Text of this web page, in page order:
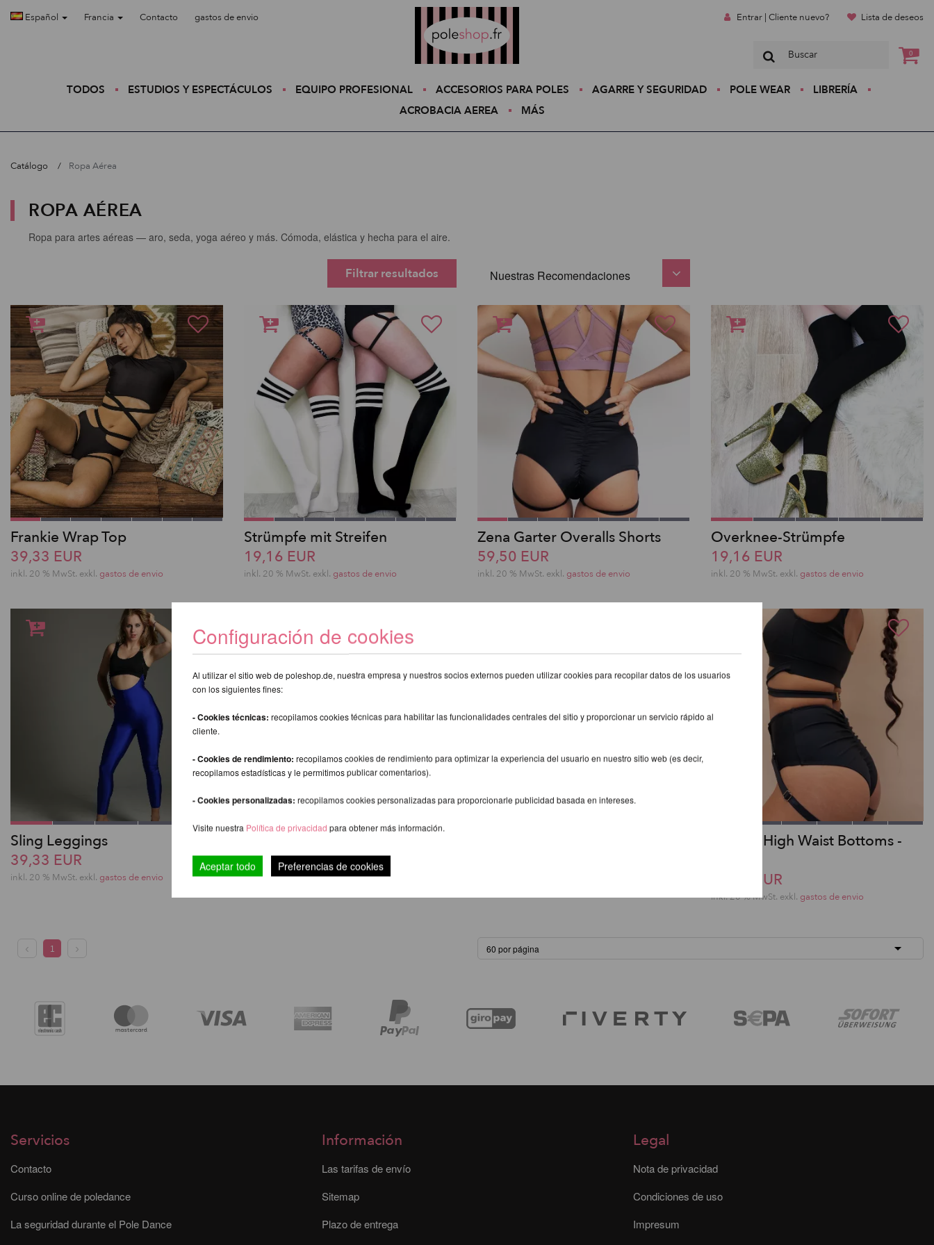
Español Francia Contacto gastos de envio Entrar | Cliente nuevo? Lista de deseos
0
TODOS ESTUDIOS Y ESPECTÁCULOS EQUIPO PROFESIONAL ACCESORIOS PARA POLES AGARRE Y SEGURIDAD POLE WEAR
LIBRERÍA
ACROBACIA AEREA
MÁS
Catálogo Ropa Aérea
ROPA AÉREA
Ropa para artes aéreas — aro, seda, yoga aéreo y más. Cómoda, elástica y hecha para el aire.
Filtrar resultados
Frankie Wrap Top
39,33 EUR
inkl. 20 % MwSt. exkl. gastos de envio
Strümpfe mit Streifen
19,16 EUR
inkl. 20 % MwSt. exkl. gastos de envio
Zena Garter Overalls Shorts
59,50 EUR
inkl. 20 % MwSt. exkl. gastos de envio
Overknee-Strümpfe
19,16 EUR
inkl. 20 % MwSt. exkl. gastos de envio
Sling Leggings
39,33 EUR
inkl. 20 % MwSt. exkl. gastos de envio
40,34 EUR
inkl. 20 % MwSt.exkl.gastos de envio
Kehlani High Waist Bottoms -
49,41 EUR
inkl. 20 % MwSt. exkl. gastos de envio
1
Servicios
Contacto
Curso online de poledance
La seguridad durante el Pole Dance
Información
Las tarifas de envío
Sitemap
Plazo de entrega
Legal
Nota de privacidad
Condiciones de uso
Impresum
Configuración de cookies
Al utilizar el sitio web de poleshop.de, nuestra empresa y nuestros socios externos pueden utilizar cookies para recopilar datos de los usuarios
con los siguientes fines:
- Cookies técnicas: recopilamos cookies técnicas para habilitar las funcionalidades centrales del sitio y proporcionar un servicio rápido al
cliente.
- Cookies de rendimiento: recopilamos cookies de rendimiento para optimizar la experiencia del usuario en nuestro sitio web (es decir,
recopilamos estadísticas y le permitimos publicar comentarios).
- Cookies personalizadas: recopilamos cookies personalizadas para proporcionarle publicidad basada en intereses.
Visite nuestra Política de privacidad para obtener más información.
Aceptar todo Preferencias de cookies